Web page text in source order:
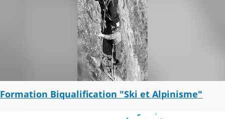
Formation Biqualification "Ski et Alpinisme"